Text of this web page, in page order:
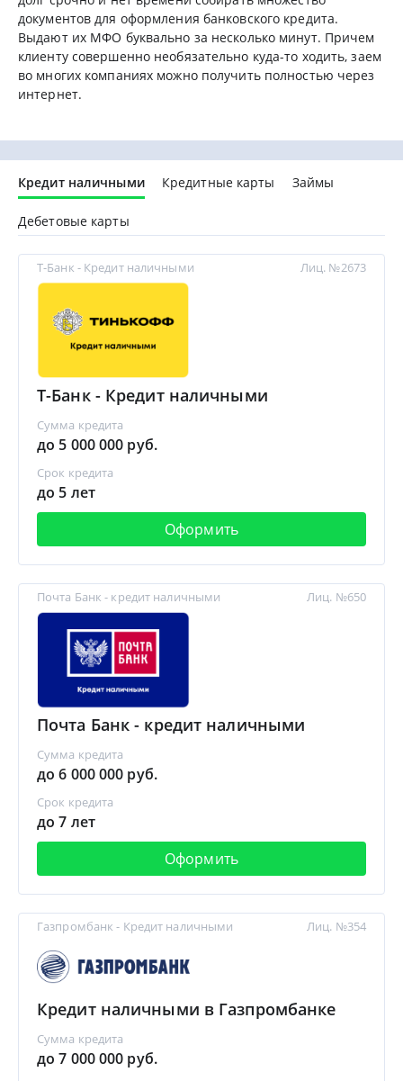
документов для оформления банковского кредита.
Выдают их МФО буквально за несколько минут. Причем
клиенту совершенно необязательно куда-то ходить, заем
во многих компаниях можно получить полностью через
интернет.
Кредит наличными Кредитные карты Займы
Дебетовые карты
Т-Банк - Кредит наличными
Т-Банк - Кредит наличными
Сумма кредита
до 5 000 000 руб.
Срок кредита
до 5 лет
Оформить
Лиц. №2673
Почта Банк - кредит наличными
Почта Банк - кредит наличными
Сумма кредита
до 6 000 000 руб.
Срок кредита
до 7 лет
Оформить
Лиц. №650
Газпромбанк - Кредит наличными
Кредит наличными в Газпромбанке
Сумма кредита
до 7 000 000 руб.
Лиц. №354